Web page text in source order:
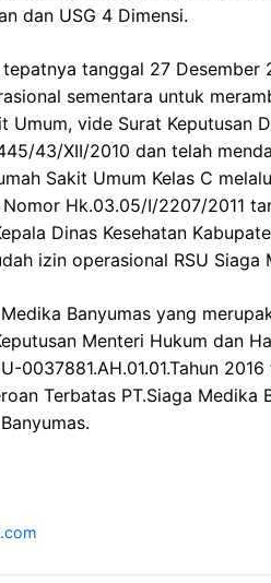
dan USG 4 Dimensi.
tanggal 27 Desember
sementara untuk
Umum, vide Surat Keputusan
43/XII/2010 dan telah
Sakit Umum Kelas C
Hk.03.05/I/2207/2011
Dinas Kesehatan
izin operasional RSU Siaga
Banyumas yang
Menteri Hukum dan
0037881.AH.01.01.Tahun
Terbatas PT.Siaga Medika